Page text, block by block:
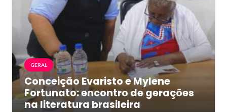
GERAL
Conceição Evaristo e Mylene
Fortunato: encontro de gerações
na literatura brasileira